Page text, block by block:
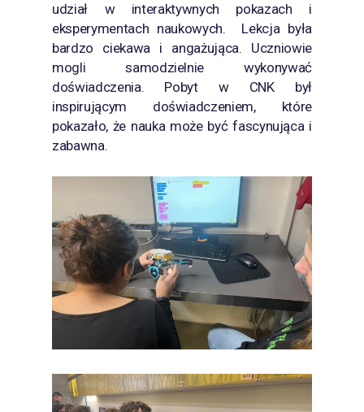
udział w interaktywnych pokazach i
eksperymentach naukowych. Lekcja była
bardzo ciekawa i angażująca. Uczniowie
mogli samodzielnie wykonywać
doświadczenia. Pobyt w CNK był
inspirującym doświadczeniem, które
pokazało, że nauka może być fascynująca i
zabawna.